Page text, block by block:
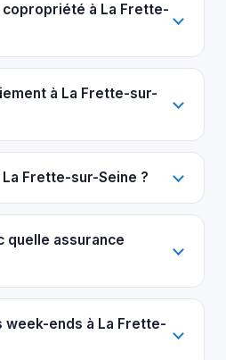
à La Frette-
à La Frette-sur-
Frette-sur-Seine ?
quelle assurance
week-ends à La Frette-